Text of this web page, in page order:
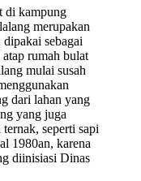
di kampung
merupakan
sebagai
rumah bulat
mulai susah
dari lahan yang
yang juga
seperti sapi
1980an, karena
diinisiasi Dinas